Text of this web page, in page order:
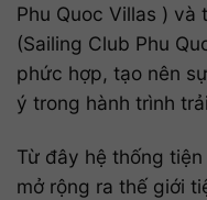
Phu Quoc Villas )
(Sailing Club Phu
phức hợp, tạo nên
ý trong hành trình
Từ đây hệ thống
mở rộng ra thế giới